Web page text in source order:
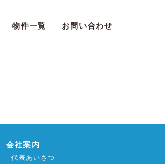
物件一覧 お問い合わせ
会社案内
代表あいさつ